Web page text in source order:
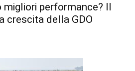
migliori performance? Il
crescita della GDO